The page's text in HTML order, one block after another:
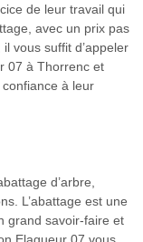
de leur travail qui
avec un prix pas
vous suffit d’appeler
07 à Thorrenc et
à leur
d’arbre,
L’abattage est une
grand savoir-faire et